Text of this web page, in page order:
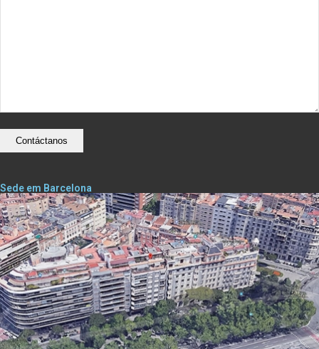
Sede em Barcelona